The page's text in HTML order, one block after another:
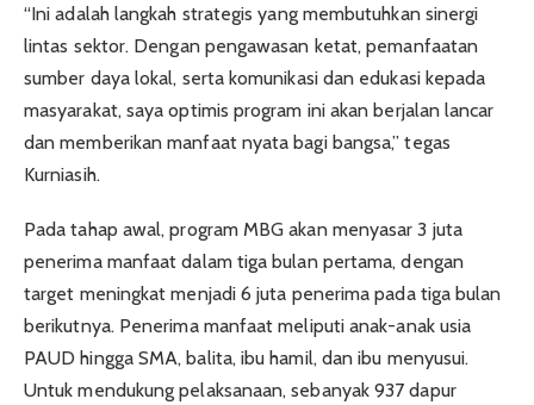
“Ini adalah langkah strategis yang membutuhkan sinergi
lintas sektor. Dengan pengawasan ketat, pemanfaatan
sumber daya lokal, serta komunikasi dan edukasi kepada
masyarakat, saya optimis program ini akan berjalan lancar
dan memberikan manfaat nyata bagi bangsa,” tegas
Kurniasih.
Pada tahap awal, program MBG akan menyasar 3 juta
penerima manfaat dalam tiga bulan pertama, dengan
target meningkat menjadi 6 juta penerima pada tiga bulan
berikutnya. Penerima manfaat meliputi anak-anak usia
PAUD hingga SMA, balita, ibu hamil, dan ibu menyusui.
Untuk mendukung pelaksanaan, sebanyak 937 dapur